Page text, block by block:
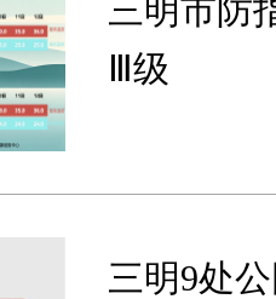
三明市防
Ⅲ级
三明9处